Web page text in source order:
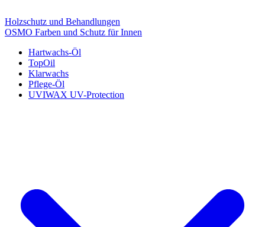
Holzschutz und Behandlungen
OSMO Farben und Schutz für Innen
Hartwachs-Öl
TopOil
Klarwachs
Pflege-Öl
UVIWAX UV-Protection